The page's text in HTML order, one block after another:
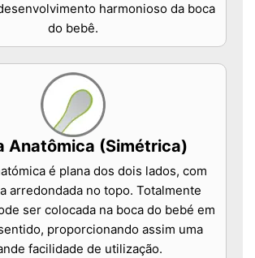
harmonioso da boca
do bebê.
Anatômica (Simétrica)
é plana dos dois lados, com
arredondada no topo. Totalmente
ser colocada na boca do bebé em
proporcionando assim uma
facilidade de utilização.